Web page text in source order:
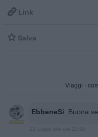
 Link
 Salva
Viaggi ·
EbbeneSi: Buona